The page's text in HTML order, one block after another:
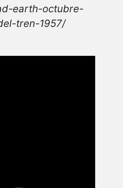
earth-octubre-
tren-1957/